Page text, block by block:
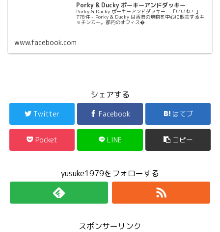
Porky & Ducky ポーキーアンドダッキー
Porky & Ducky ポーキーアンドダッキー - 「いいね！」
778件 - Porky & Ducky は香港の焼物を中心に販売するキ
ッチンカー。都内のオフィス�
www.facebook.com
シェアする
Twitter Facebook はてブ
Pocket LINE コピー
yusuke1979をフォローする
スポンサーリンク